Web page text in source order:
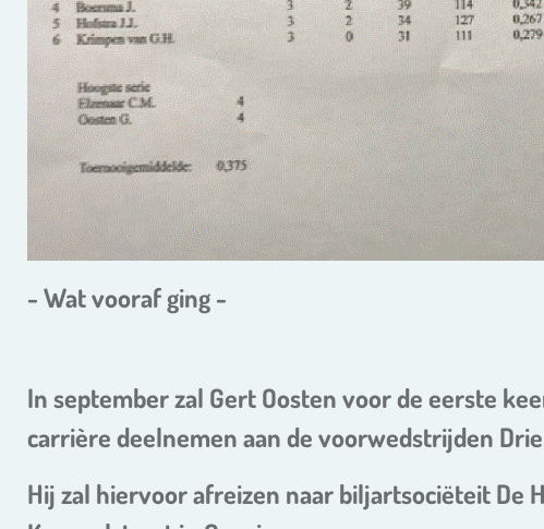
- Wat vooraf ging -
In september zal Gert Oosten voor de eerste
carrièredeelnemen aan de voorwedstrijden
Hij zal hiervoor afreizen naarbiljartsociëteitDe